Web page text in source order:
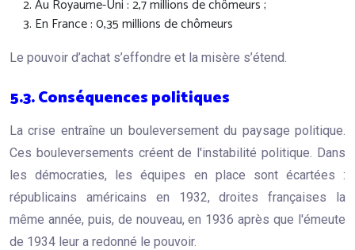
Au Royaume-Uni : 2,7 millions de chômeurs ;
En France : 0,35 millions de chômeurs
Le pouvoir d’achat s’effondre et la misère s’étend.
5.3. Conséquences politiques
La crise entraîne un bouleversement du paysage politique.
Ces bouleversements créent de l'instabilité politique. Dans
les démocraties, les équipes en place sont écartées :
républicains américains en 1932, droites françaises la
même année, puis, de nouveau, en 1936 après que l'émeute
de 1934 leur a redonné le pouvoir.